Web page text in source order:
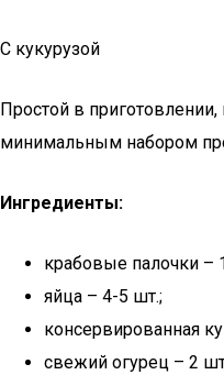
С кукурузой
Простой в
минимальным набором
Ингредиенты:
крабовые палочки –
яйца – 4-5 шт.;
консервированная
свежий огурец – 2